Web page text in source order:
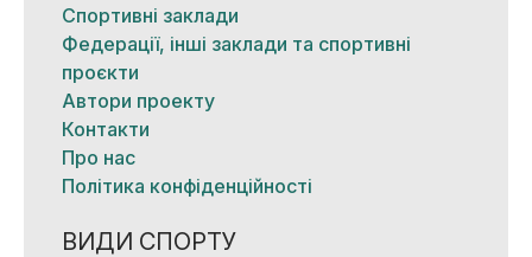
Спортивні заклади
Федерації, інші заклади та спортивні
проєкти
Автори проекту
Контакти
Про нас
Політика конфіденційності
ВИДИ СПОРТУ